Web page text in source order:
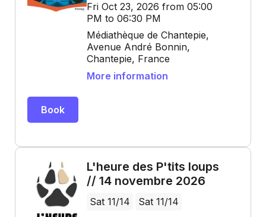
Fri Oct 23, 2026 from 05:00
PM to 06:30 PM
Médiathèque de Chantepie,
Avenue André Bonnin,
Chantepie, France
More information
Book
L'heure des P'tits loups
// 14 novembre 2026
Sat 11/14
Sat 11/14